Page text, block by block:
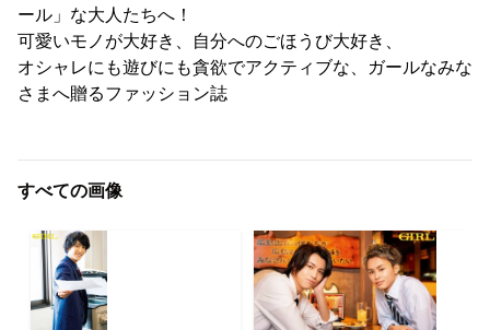
ール」な大人たちへ！
可愛いモノが大好き、自分へのごほうび大好き、
オシャレにも遊びにも貪欲でアクティブな、ガールなみな
さまへ贈るファッション誌
すべての画像